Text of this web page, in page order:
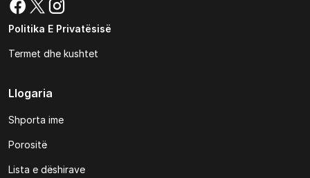
Politika E Privatësisë
Termet dhe kushtet
Llogaria
Shporta ime
Porositë
Lista e dëshirave